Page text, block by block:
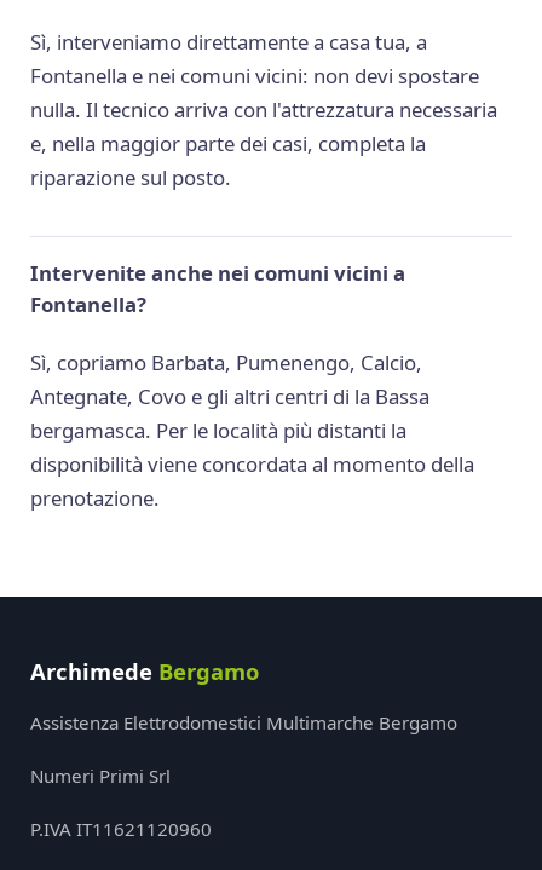
Sì, interveniamo direttamente a casa tua, a
Fontanella e nei comuni vicini: non devi spostare
nulla. Il tecnico arriva con l'attrezzatura necessaria
e, nella maggior parte dei casi, completa la
riparazione sul posto.
Intervenite anche nei comuni vicini a
Fontanella?
Sì, copriamo Barbata, Pumenengo, Calcio,
Antegnate, Covo e gli altri centri di la Bassa
bergamasca. Per le località più distanti la
disponibilità viene concordata al momento della
prenotazione.
Archimede Bergamo
Assistenza Elettrodomestici Multimarche Bergamo
Numeri Primi Srl
P.IVA IT11621120960